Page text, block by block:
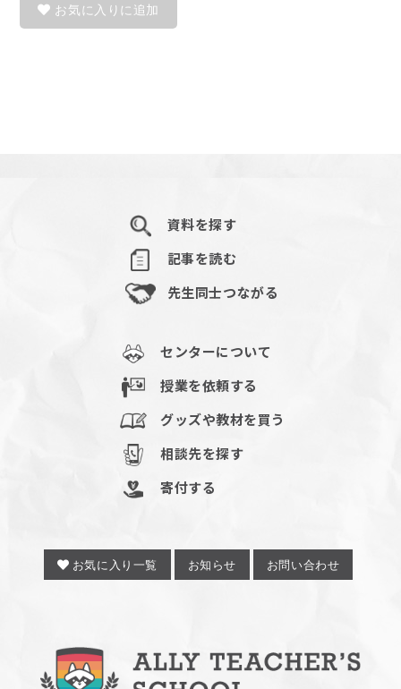
お気に入りに追加
資料を探す
記事を読む
先生同士つながる
センターについて
授業を依頼する
グッズや教材を買う
相談先を探す
寄付する
お気に入り一覧 お知らせ お問い合わせ